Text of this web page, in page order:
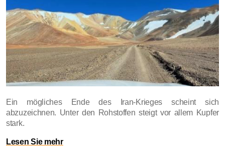
Ein mögliches Ende des Iran-Krieges scheint sich
abzuzeichnen. Unter den Rohstoffen steigt vor allem Kupfer
stark.
Lesen Sie mehr